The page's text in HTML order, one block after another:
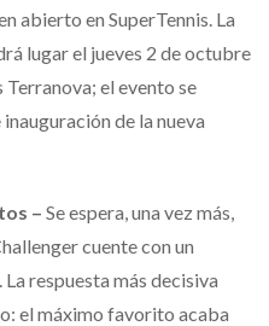
abierto en SuperTennis. La
lugar el jueves 2 de octubre
Terranova; el evento se
de la nueva
– Se espera, una vez más,
cuente con un
respuesta más decisiva
el máximo favorito acaba